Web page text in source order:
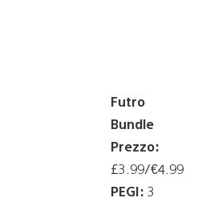
Futro
Bundle
Prezzo:
£3.99/€4.99
PEGI: 3